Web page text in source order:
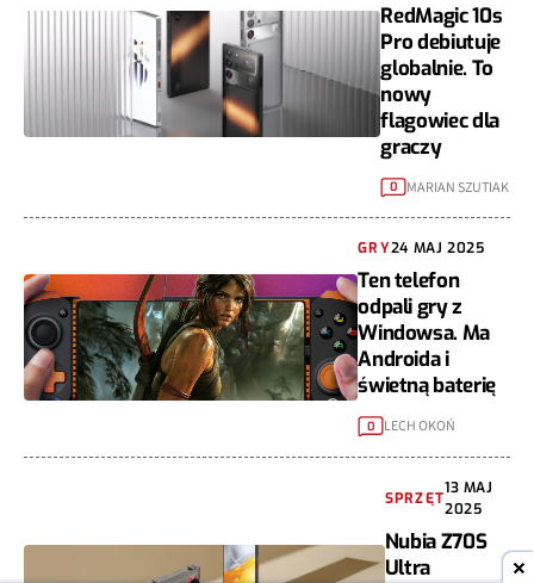
RedMagic 10s
Pro debiutuje
globalnie. To
nowy
flagowiec dla
graczy
0 MARIAN SZUTIAK
GRY24 MAJ 2025
Ten telefon
odpali gry z
Windowsa. Ma
Androida i
świetną baterię
0 LECH OKOŃ
SPRZĘT
13 MAJ
2025
Nubia Z70S
Ultra